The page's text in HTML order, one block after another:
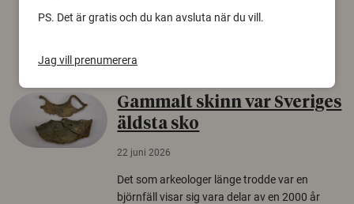
Gammalt skinn var Sveriges
äldsta sko
22 juni 2026
Det som arkeologer länge trodde var en
björnfäll visar sig vara delar av en 2000 år
PS. Det är gratis och du kan avsluta när du vill.
Jag vill prenumerera